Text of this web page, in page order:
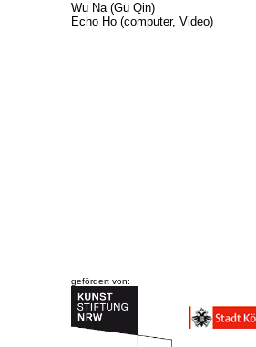
Wu Na (Gu Qin)
Echo Ho (computer, Video)
gefördert von: